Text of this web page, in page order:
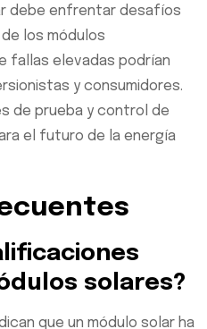
debe enfrentar desafíos
los módulos
fallas elevadas podrían
y consumidores.
de prueba y control de
el futuro de la energía
solares?
que un módulo solar ha